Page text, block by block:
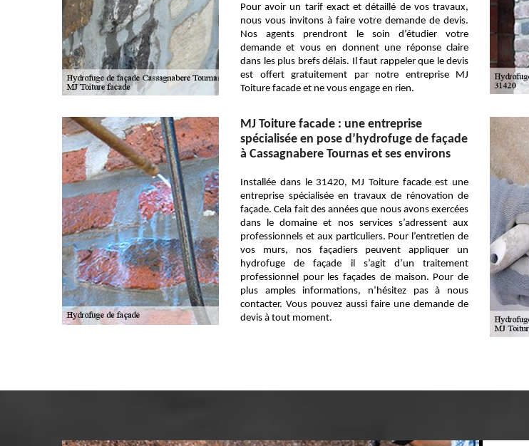
Pour avoir un tarif exact et détaillé de vos travaux,
nous vous invitons à faire votre demande de devis.
Nos agents prendront le soin d’étudier votre
demande et vous en donnent une réponse claire
dans les plus brefs délais. Il faut rappeler que le devis
est offert gratuitement par notre entreprise MJ
Toiture facade et ne vous engage en rien.
MJ Toiture facade : une entreprise
spécialisée en pose d’hydrofuge de façade
à Cassagnabere Tournas et ses environs
Installée dans le 31420, MJ Toiture facade est une
entreprise spécialisée en travaux de rénovation de
façade. Cela fait des années que nous avons exercées
dans le domaine et nos services s’adressent aux
professionnels et aux particuliers. Pour l’entretien de
vos murs, nos façadiers peuvent appliquer un
hydrofuge de façade il s’agit d’un traitement
professionnel pour les façades de maison. Pour de
plus amples informations, n’hésitez pas à nous
contacter. Vous pouvez aussi faire une demande de
devis à tout moment.